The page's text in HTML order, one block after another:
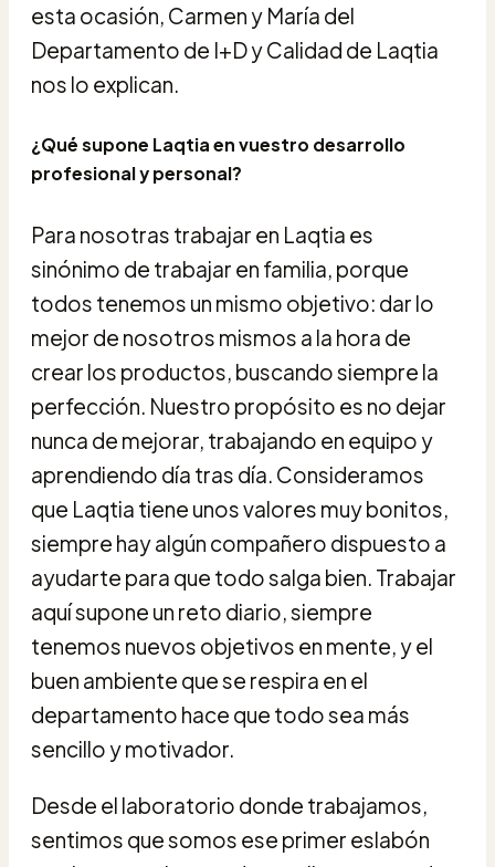
esta ocasión, Carmen y María del
Departamento de I+D y Calidad de Laqtia
nos lo explican.
¿Qué supone Laqtia en vuestro desarrollo
profesional y personal?
Para nosotras trabajar en Laqtia es
sinónimo de trabajar en familia, porque
todos tenemos un mismo objetivo: dar lo
mejor de nosotros mismos a la hora de
crear los productos, buscando siempre la
perfección. Nuestro propósito es no dejar
nunca de mejorar, trabajando en equipo y
aprendiendo día tras día. Consideramos
que Laqtia tiene unos valores muy bonitos,
siempre hay algún compañero dispuesto a
ayudarte para que todo salga bien. Trabajar
aquí supone un reto diario, siempre
tenemos nuevos objetivos en mente, y el
buen ambiente que se respira en el
departamento hace que todo sea más
sencillo y motivador.
Desde el laboratorio donde trabajamos,
sentimos que somos ese primer eslabón